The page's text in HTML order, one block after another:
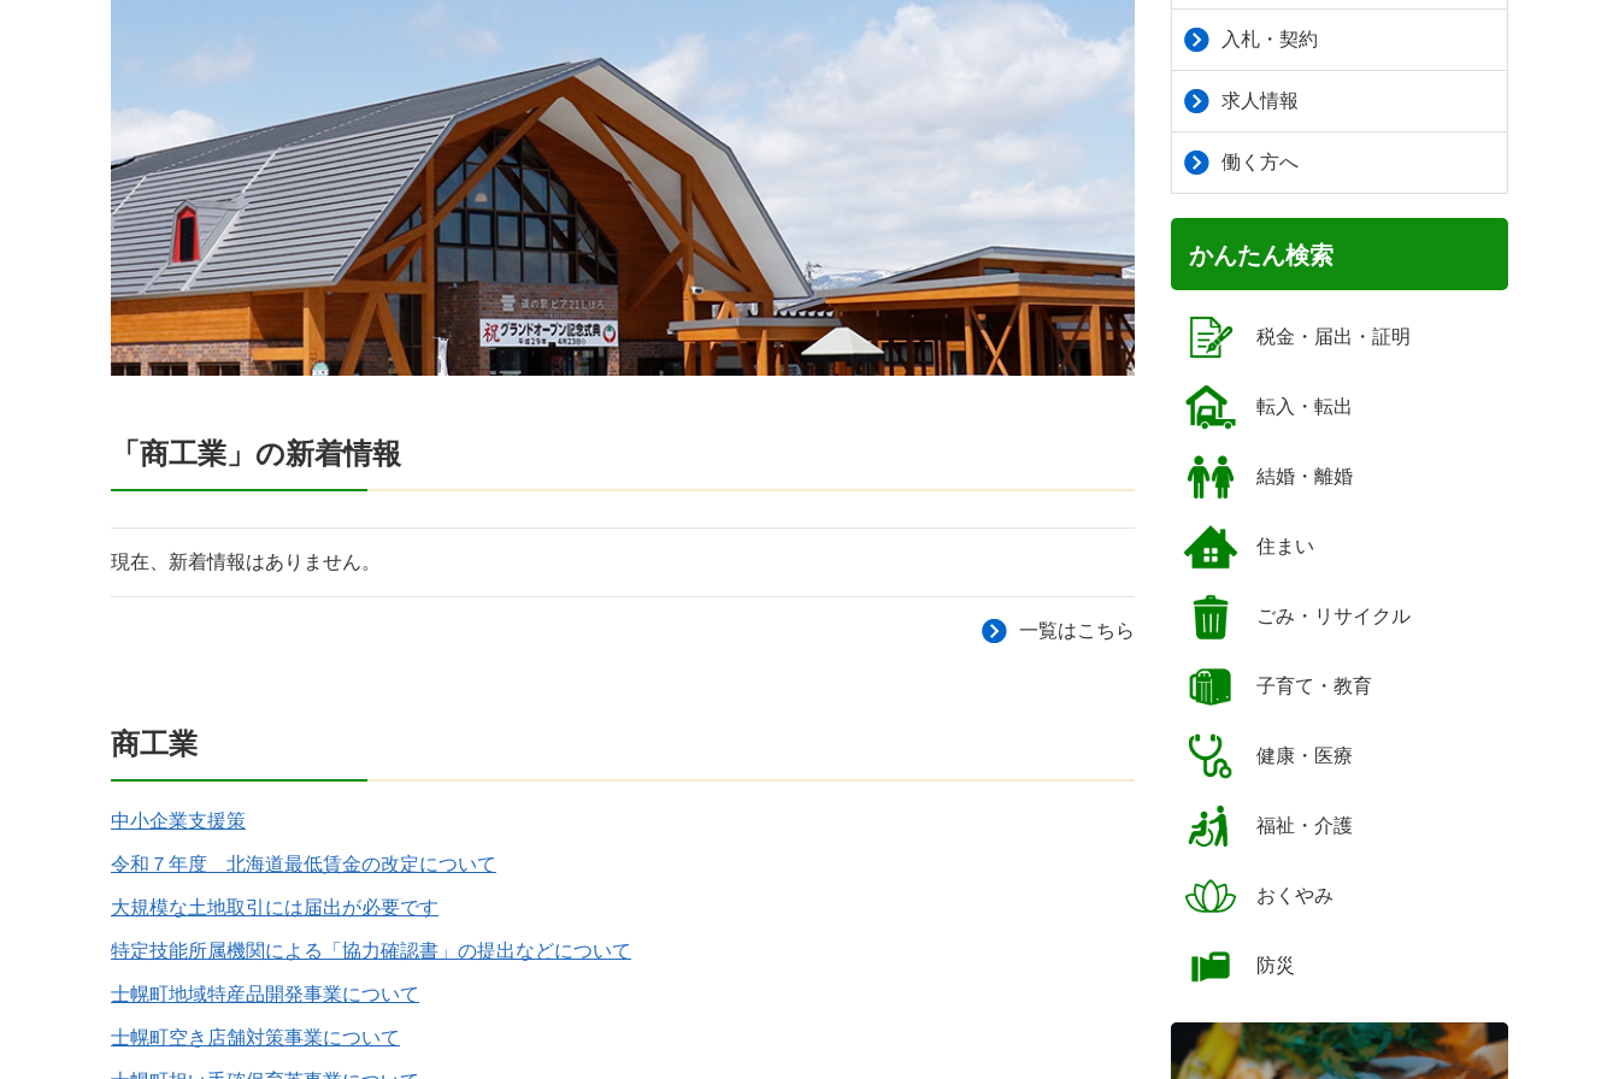
「商工業」の新着情報
現在、新着情報はありません。
一覧はこちら
商工業
中小企業支援策
令和７年度 北海道最低賃金の改定について
大規模な土地取引には届出が必要です
特定技能所属機関による「協力確認書」の提出などについて
士幌町地域特産品開発事業について
士幌町空き店舗対策事業について
入札・契約
求人情報
働く方へ
かんたん検索
税金・届出・証明
転入・転出
結婚・離婚
住まい
ごみ・リサイクル
子育て・教育
健康・医療
福祉・介護
おくやみ
防災